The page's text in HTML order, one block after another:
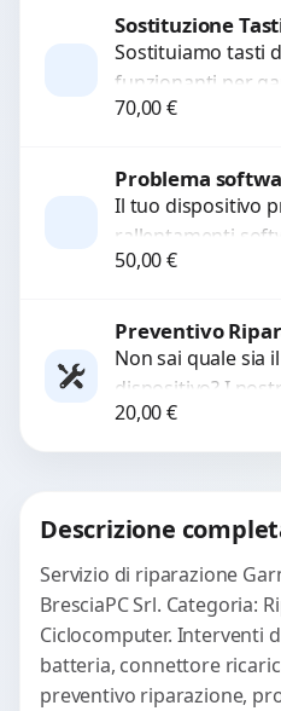
Sostituzione
Sostituiamo tasti
funzionanti per
fluido del
70,00€
Problema
Il tuo dispositivo
rallentamenti
diagnosi
Risolviamo
50,00€
Preventivo
Non sai quale sia
dispositivo? I
check-up
avanzati per...
20,00€
Descrizione
Servizio di riparazione
BresciaPC Srl. Categoria:
Ciclocomputer. Interventi
batteria, connettore
preventivo riparazione,